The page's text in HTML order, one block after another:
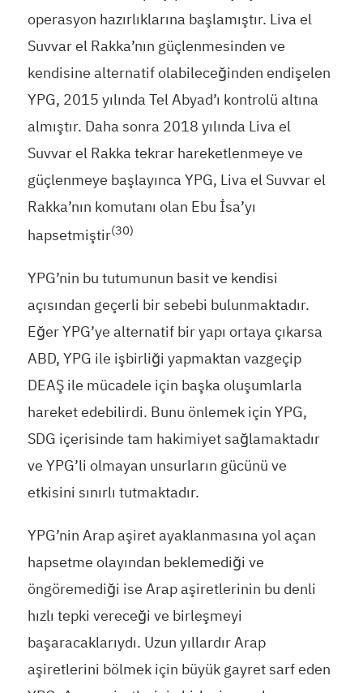
operasyon hazırlıklarına başlamıştır. Liva el
Suvvar el Rakka’nın güçlenmesinden ve
kendisine alternatif olabileceğinden endişelen
YPG, 2015 yılında Tel Abyad’ı kontrolü altına
almıştır. Daha sonra 2018 yılında Liva el
Suvvar el Rakka tekrar hareketlenmeye ve
güçlenmeye başlayınca YPG, Liva el Suvvar el
Rakka’nın komutanı olan Ebu İsa’yı
hapsetmiştir(30)
YPG’nin bu tutumunun basit ve kendisi
açısından geçerli bir sebebi bulunmaktadır.
Eğer YPG’ye alternatif bir yapı ortaya çıkarsa
ABD, YPG ile işbirliği yapmaktan vazgeçip
DEAŞ ile mücadele için başka oluşumlarla
hareket edebilirdi. Bunu önlemek için YPG,
SDG içerisinde tam hakimiyet sağlamaktadır
ve YPG’li olmayan unsurların gücünü ve
etkisini sınırlı tutmaktadır.
YPG’nin Arap aşiret ayaklanmasına yol açan
hapsetme olayından beklemediği ve
öngöremediği ise Arap aşiretlerinin bu denli
hızlı tepki vereceği ve birleşmeyi
başaracaklarıydı. Uzun yıllardır Arap
aşiretlerini bölmek için büyük gayret sarf eden